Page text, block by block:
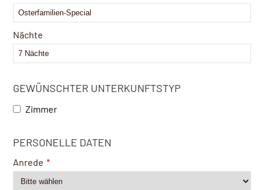
Nächte
GEWÜNSCHTER UNTERKUNFTSTYP
Zimmer
PERSONELLE DATEN
Anrede *